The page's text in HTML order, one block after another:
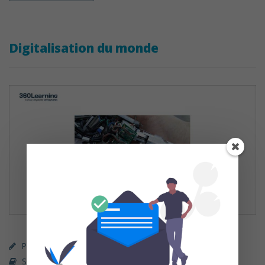
Digitalisation du monde
Parcours Premium (payant)
360 Learning
Sciences Humaines & Sociales